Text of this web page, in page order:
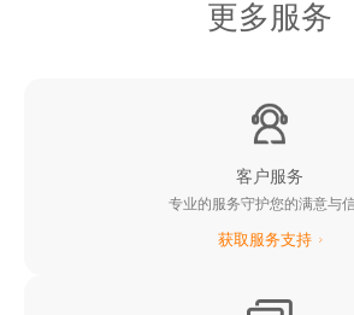
更多服务
客户服务
专业的服务守护您的满意与
获取服务支持
阳光新能源业务网站